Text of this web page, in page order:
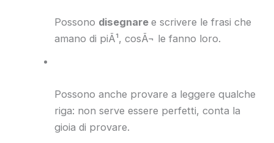
Possono disegnaree scrivere le frasi che
amano di piÃ¹, cosÃ¬ le fanno loro.
Possono anche provare a leggere qualche
riga: non serve essere perfetti, conta la
gioia di provare.